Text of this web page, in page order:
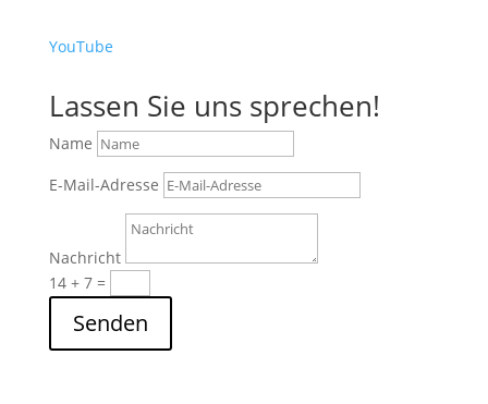
YouTube
Lassen Sie uns sprechen!
Name
E-Mail-Adresse
Nachricht
14 + 7=
Senden